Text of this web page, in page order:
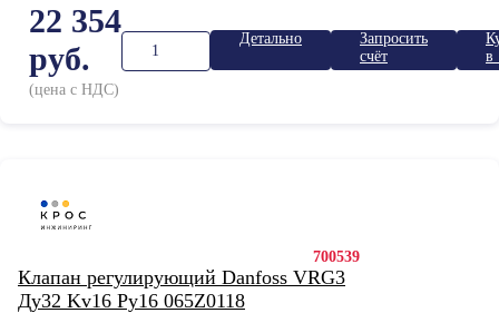
22 354
руб.
(цена с НДС)
Детально
Запросить
счёт
в
700539
Клапан регулирующий Danfoss VRG3
Ду32 Kv16 Ру16 065Z0118